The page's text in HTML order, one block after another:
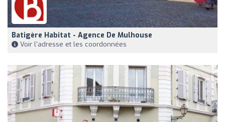
Batigère Habitat - Agence De Mulhouse
Voir l'adresse et les coordonnées